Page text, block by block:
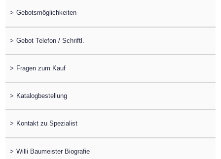
> Gebotsmöglichkeiten
> Gebot Telefon / Schriftl.
> Fragen zum Kauf
> Katalogbestellung
> Kontakt zu Spezialist
> Willi Baumeister Biografie